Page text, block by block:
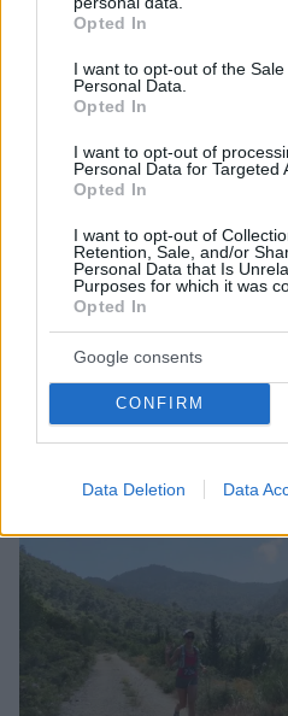
grant or deny consent to
use your data for below
consent section.
Opted In
I want to opt-out of the
Personal Data.
Opted In
I want to opt-out of
Personal Data for Targeted
Opted In
I want to opt-out of
Retention, Sale, and/or
Personal Data that Is
Purposes for which it was
Opted In
Google consents
CONFIRM
Data Deletion Data